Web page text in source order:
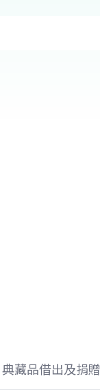
典藏品借出及捐贈